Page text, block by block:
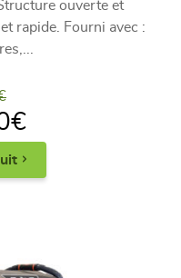
ouverte et
rapide. Fourni avec :
€